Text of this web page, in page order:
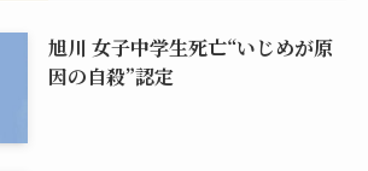
旭川 女子中学生死亡“いじめが原
因の自殺”認定